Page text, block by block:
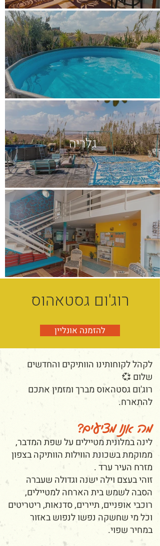
גלריה
רוג'ום גסטאהוס
להזמנה אונליין
לקהל לקוחותינו הוותיקים והחדשים
שלום 💞
רוג'ום גסטהאוס מברך ומזמין אתכם
להתארח.
מה אנו מציעים?
לינה במלונית מטיילים על שפת המדבר,
ממוקמת בשכונת הווילות הוותיקה בצפון
מזרח העיר ערד .
זוהי בעצם וילה ישנה וגדולה שעברה
הסבה לשמש בית הארחה למטיילים,
רוכבי אופניים, תיירים, סדנאות, ריטריטים
וכל מי שחשקה נפשו לנפוש באזור
במחיר שפוי.